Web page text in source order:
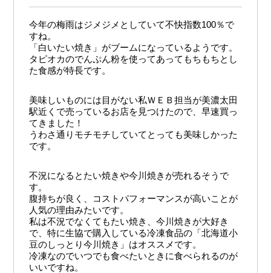
今年の梅雨はジメジメとしていて不快指数100％で
すね。
「白いたい焼き」がブームになっているようです。
タピオカのでんぷん粉を使ってあってもちもちとし
た食感が特長です。
美味しいものには目がない私ＷＥＢ担当が美濃太田
駅近くで売っているお店を見つけたので、早速買っ
てきました！
うわさ通りモチモチしていてとっても美味しかった
です。
不況になるとたい焼きや今川焼きが売れるそうで
す。
腹持ちが良く、コストパフォーマンスが高いことが
人気の理由みたいです。
私は不況でなくてもたい焼き、今川焼きが大好き
で、特に生協で購入している冷凍食品の「北海道小
豆のしっとり今川焼き」はオススメです。
冷凍なのでいつでも食べたいときに食べられるのが
いいですね。